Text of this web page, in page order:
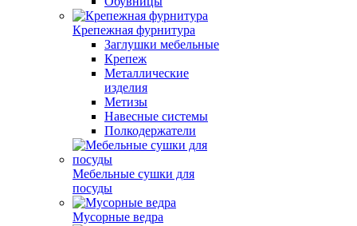
Крепежная фурнитура
Заглушки мебельные
Крепеж
Металлические
изделия
Метизы
Навесные системы
Полкодержатели
Мебельные сушки для
посуды
Мусорные ведра